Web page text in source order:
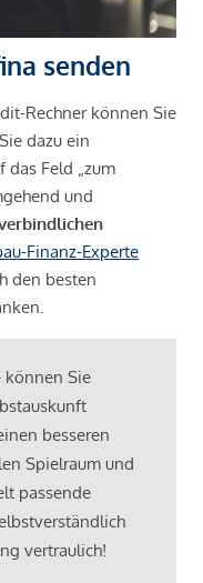
senden
Rechner können Sie
dazu ein
das Feld „zum
und
Finanz-Experte
den besten
können Sie
besseren
Spielraum und
passende
vertraulich!